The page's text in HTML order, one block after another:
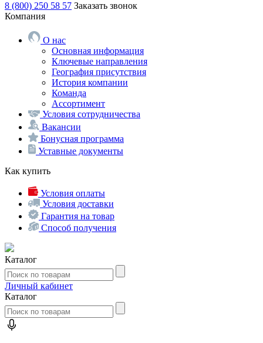
8 (800) 250 58 57 Заказать звонок
Компания
О нас
Основная информация
Ключевые направления
География присутствия
История компании
Команда
Ассортимент
Условия сотрудничества
Вакансии
Бонусная программа
Уставные документы
Как купить
Условия оплаты
Условия доставки
Гарантия на товар
Способ получения
Каталог
Личный кабинет
Каталог